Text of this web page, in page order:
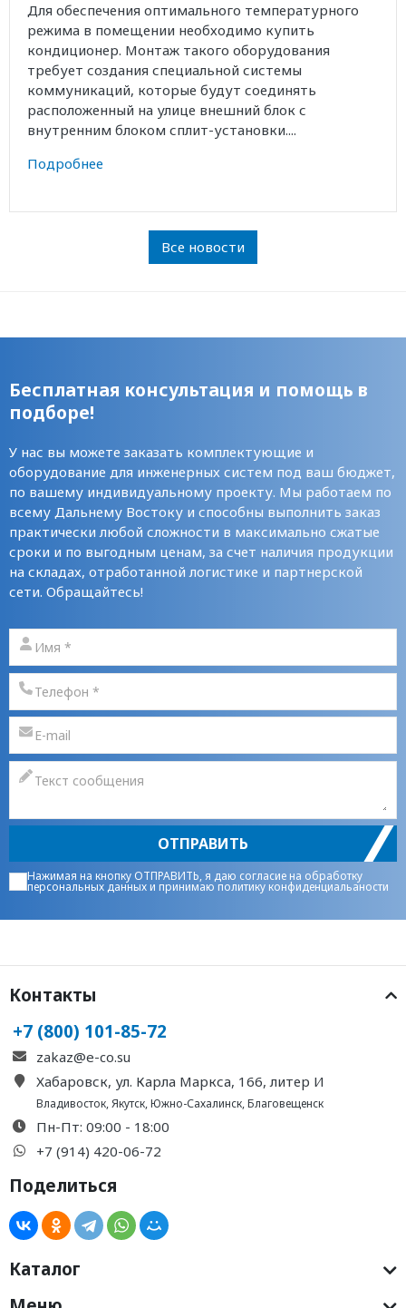
Для обеспечения оптимального температурного
режима в помещении необходимо купить
кондиционер. Монтаж такого оборудования
требует создания специальной системы
коммуникаций, которые будут соединять
расположенный на улице внешний блок с
внутренним блоком сплит-установки....
Подробнее
Все новости
Бесплатная консультация и помощь в
подборе!
У нас вы можете заказать комплектующие и
оборудование для инженерных систем под ваш бюджет,
по вашему индивидуальному проекту. Мы работаем по
всему Дальнему Востоку и способны выполнить заказ
практически любой сложности в максимально сжатые
сроки и по выгодным ценам, за счет наличия продукции
на складах, отработанной логистике и партнерской
сети. Обращайтесь!
ОТПРАВИТЬ
Нажимая на кнопку ОТПРАВИТЬ, я даю согласие на обработку
персональных данныхи принимаюполитику конфиденциальаности
Контакты
+7 (800) 101-85-72
zakaz@e-co.su
Хабаровск, ул. Карла Маркса, 166, литер И
Владивосток,Якутск,Южно-Сахалинск,Благовещенск
Пн-Пт: 09:00 - 18:00
+7 (914) 420-06-72
Поделиться
Каталог